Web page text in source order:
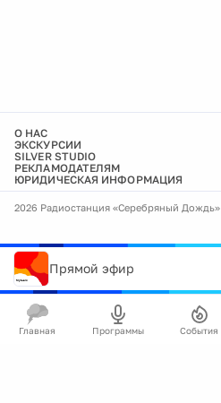
О НАС
ЭКСКУРСИИ
SILVER STUDIO
РЕКЛАМОДАТЕЛЯМ
ЮРИДИЧЕСКАЯ ИНФОРМАЦИЯ
2026 Радиостанция «Серебряный Дождь»
Прямой эфир
Главная Программы События